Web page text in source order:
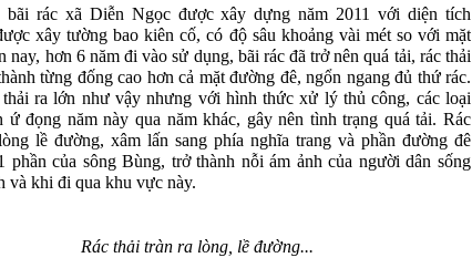
rác xã Diễn Ngọc được xây dựng năm 2011 với diện tích
xây tường bao kiên cố, có độ sâu khoảng vài mét so với mặt
nay, hơn 6 năm đi vào sử dụng, bãi rác đã trở nên quá tải, rác thải
từng đống cao hơn cả mặt đường đê, ngổn ngang đủ thứ rác.
ra lớn như vậy nhưng với hình thức xử lý thủ công, các loại
ứ đọng năm này qua năm khác, gây nên tình trạng quá tải. Rác
lề đường, xâm lấn sang phía nghĩa trang và phần đường đê
phần của sông Bùng, trở thành nỗi ám ảnh của người dân sống
và khi đi qua khu vực này.
Rác thải tràn ra lòng, lề đường...